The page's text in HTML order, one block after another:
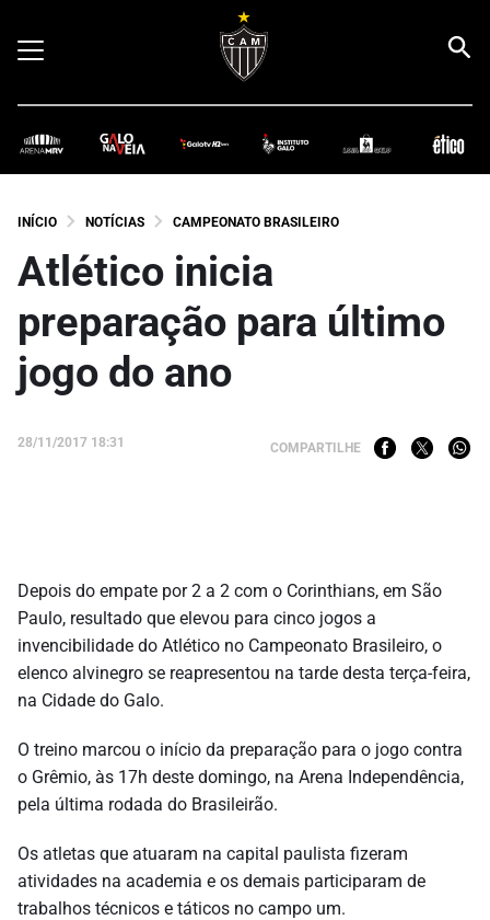
INÍCIO NOTÍCIAS CAMPEONATO BRASILEIRO
Atlético inicia
preparação para último
jogo do ano
28/11/2017 18:31 COMPARTILHE
Depois do empate por 2 a 2 com o Corinthians, em São
Paulo, resultado que elevou para cinco jogos a
invencibilidade do Atlético no Campeonato Brasileiro, o
elenco alvinegro se reapresentou na tarde desta terça-feira,
na Cidade do Galo.
O treino marcou o início da preparação para o jogo contra
o Grêmio, às 17h deste domingo, na Arena Independência,
pela última rodada do Brasileirão.
Os atletas que atuaram na capital paulista fizeram
atividades na academia e os demais participaram de
trabalhos técnicos e táticos no campo um.